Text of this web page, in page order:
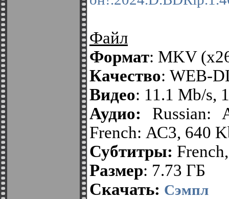
Файл
Формат: MKV
Качество: WEB-
Видео: 11.1 Mb/s,
Аудио:
French: АС3, 640
Субтитры:
Размер: 7.73 ГБ
Скачать: Сэмпл